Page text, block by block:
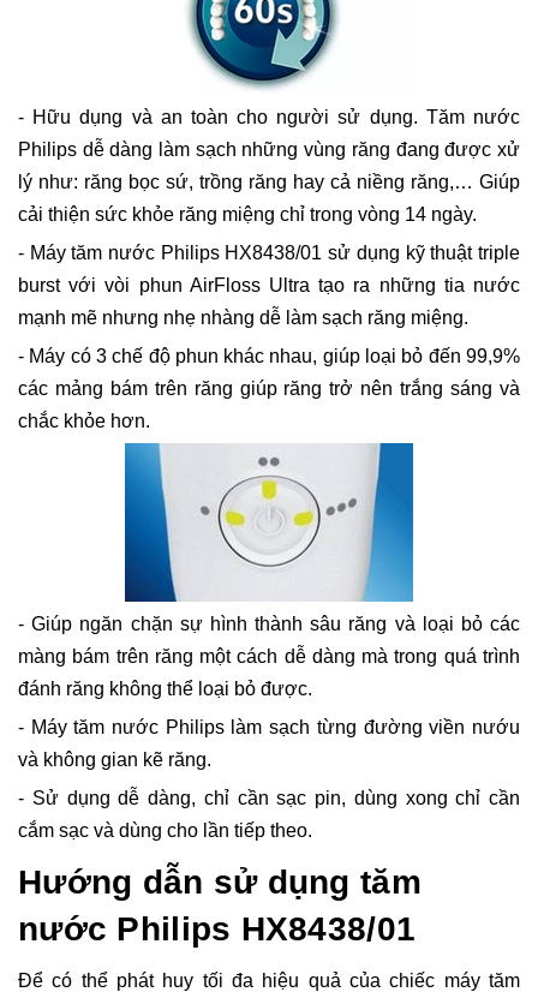
- Hữu dụng và an toàn cho người sử dụng. Tăm nước
Philips dễ dàng làm sạch những vùng răng đang được xử
lý như: răng bọc sứ, trồng răng hay cả niềng răng,… Giúp
cải thiện sức khỏe răng miệng chỉ trong vòng 14 ngày.
- Máy tăm nước Philips HX8438/01 sử dụng kỹ thuật triple
burst với vòi phun AirFloss Ultra tạo ra những tia nước
mạnh mẽ nhưng nhẹ nhàng dễ làm sạch răng miệng.
- Máy có 3 chế độ phun khác nhau, giúp loại bỏ đến 99,9%
các mảng bám trên răng giúp răng trở nên trắng sáng và
chắc khỏe hơn.
- Giúp ngăn chặn sự hình thành sâu răng và loại bỏ các
màng bám trên răng một cách dễ dàng mà trong quá trình
đánh răng không thể loại bỏ được.
- Máy tăm nước Philips làm sạch từng đường viền nướu
và không gian kẽ răng.
- Sử dụng dễ dàng, chỉ cần sạc pin, dùng xong chỉ cần
cắm sạc và dùng cho lần tiếp theo.
Hướng dẫn sử dụng tăm
nước Philips HX8438/01
Để có thể phát huy tối đa hiệu quả của chiếc máy tăm